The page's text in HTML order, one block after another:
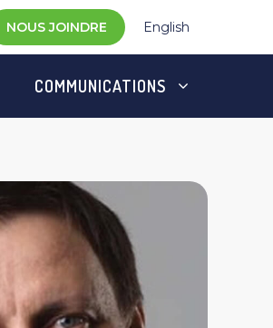
NOUS JOINDRE English
COMMUNICATIONS